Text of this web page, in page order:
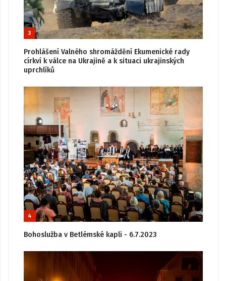
3
Prohlášení Valného shromáždění Ekumenické rady
církví k válce na Ukrajině a k situaci ukrajinských
uprchlíků
4
Bohoslužba v Betlémské kapli - 6.7.2023